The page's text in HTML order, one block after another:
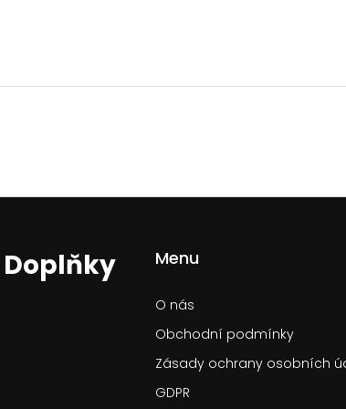
Doplňky Menu
O nás
Obchodní podmínky
Zásady ochrany osobních
GDPR